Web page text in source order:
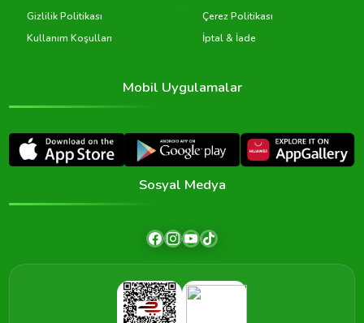
Gizlilik Politikası
Çerez Politikası
Kullanım Koşulları
İptal & İade
Mobil Uygulamalar
Sosyal Medya